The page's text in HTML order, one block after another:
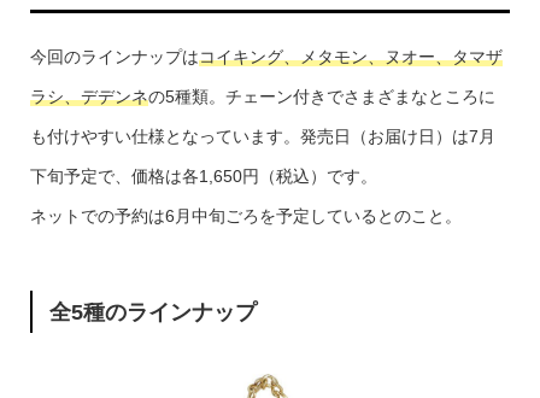
今回のラインナップはコイキング、メタモン、ヌオー、タマザ
ラシ、デデンネの5種類。チェーン付きでさまざまなところに
も付けやすい仕様となっています。発売日（お届け日）は7月
下旬予定で、価格は各1,650円（税込）です。
ネットでの予約は6月中旬ごろを予定しているとのこと。
全5種のラインナップ